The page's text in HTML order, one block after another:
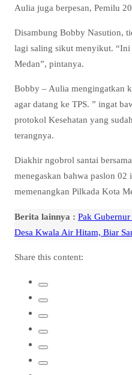
Aulia juga berpesan, Pemilu
Disambung Bobby Nasution,
lagi saling sikut menyikut. “Ini
Medan”, pintanya.
Bobby – Aulia mengingatkan
agar datang ke TPS. ” ingat
protokol Kesehatan yang
terangnya.
Diakhir ngobrol santai
menegaskan bahwa paslon
memenangkan Pilkada Kota
Berita lainnya : Pak
Desa Kwala Air Hitam, Biar
Share this content: